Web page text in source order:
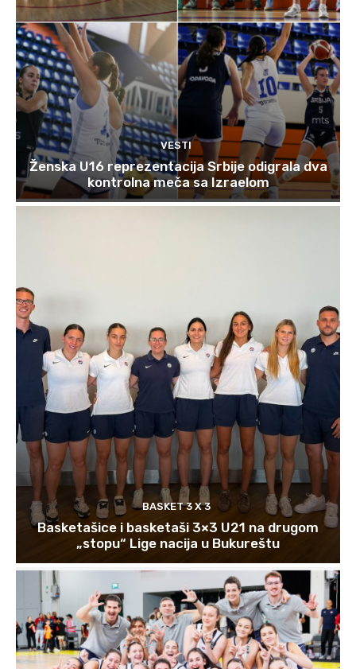
VESTI
Ženska U16 reprezentacija Srbije odigrala dva
kontrolna meča sa Izraelom
BASKET 3 X 3
Basketašice i basketaši 3×3 U21 na drugom
„stopu“ Lige nacija u Bukureštu